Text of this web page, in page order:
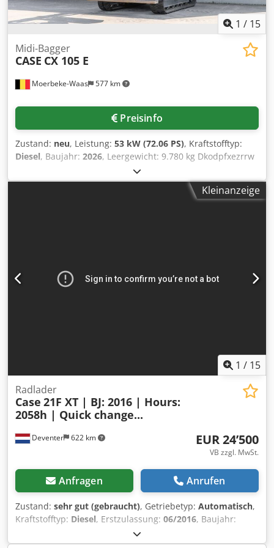
1 / 15
Moerbeke-Waas 577 km
Midi-Bagger
CASE CX 105 E
Preisinfo
Zustand: neu, Leistung: 53 kW (72.06 PS), Kraftstofftyp:
Diesel, Baujahr: 2026, Leergewicht: 9.780 kg Dkodpfxezrrw
Aj Ahver Wenden Sie sich an KEY-TEC Sales, um weitere
Informationen zu erhalten.
Kleinanzeige
1 / 15
Deventer 622 km
Radlader
Case 21F XT | BJ: 2016 | Hours:
2058h | Quick change...
EUR 24’500
VB zzgl. MwSt.
Anfragen Anrufen
Zustand: sehr gut (gebraucht), Getriebetyp: Automatisch,
Kraftstofftyp: Diesel, Erstzulassung: 06/2016, Baujahr:
2’058 h
Weitere Optionen und Zubehör = - Geschlossene Kabine -